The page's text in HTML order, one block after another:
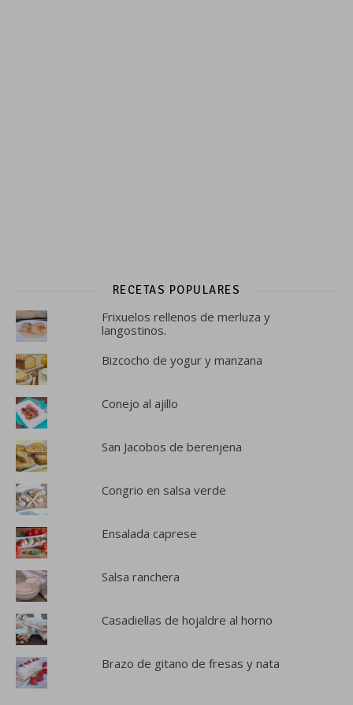
RECETAS POPULARES
Frixuelos rellenos de merluza y
langostinos.
Bizcocho de yogur y manzana
Conejo al ajillo
San Jacobos de berenjena
Congrio en salsa verde
Ensalada caprese
Salsa ranchera
Casadiellas de hojaldre al horno
Brazo de gitano de fresas y nata